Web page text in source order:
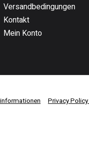
Versandbedingungen
Kontakt
Mein Konto
Privacy Policy